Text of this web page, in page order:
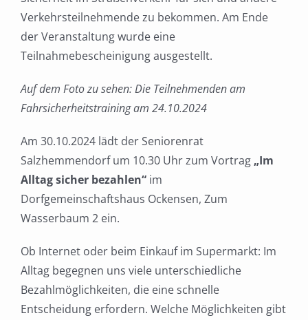
Verkehrsteilnehmende zu bekommen. Am Ende
der Veranstaltung wurde eine
Teilnahmebescheinigung ausgestellt.
Auf dem Foto zu sehen: Die Teilnehmenden am
Fahrsicherheitstraining am 24.10.2024
Am 30.10.2024 lädt der Seniorenrat
Salzhemmendorf um 10.30 Uhr zum Vortrag „Im
Alltag sicher bezahlen“ im
Dorfgemeinschaftshaus Ockensen, Zum
Wasserbaum 2 ein.
Ob Internet oder beim Einkauf im Supermarkt: Im
Alltag begegnen uns viele unterschiedliche
Bezahlmöglichkeiten, die eine schnelle
Entscheidung erfordern. Welche Möglichkeiten gibt